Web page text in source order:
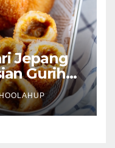
Jepang
Gurih